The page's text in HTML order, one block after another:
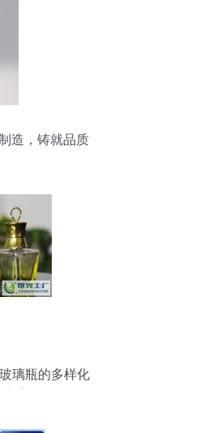
造，铸就品质
璃瓶的多样化